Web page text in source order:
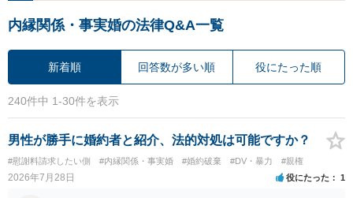
う。
内縁関係・事実婚の法律Q&A一覧
新着順 回答数が多い順 役にたった順
240件中 1-30件を表示
男性が勝手に婚約者と紹介、法的対処は可能ですか？
#慰謝料請求したい側 #内縁関係・事実婚 #婚約破棄 #DV・暴力 #親権
2026年7月28日 役にたった 1